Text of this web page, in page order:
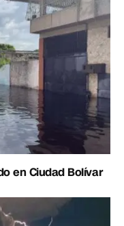
en Ciudad Bolívar